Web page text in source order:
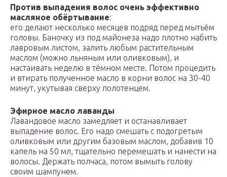
Против выпадения волос очень эффективно
масляное обёртывание:
его делают несколько месяцев подряд перед мытьём
головы. Баночку из под майонеза надо плотно набить
лавровым листом, залить любым растительным
маслом (можно льняным или оливковым), и
настаивать неделю в тёмном месте. Потом процедить
и втирать полученное масло в корни волос на 30-40
минут, укутывая сверху полотенцем.
Эфирное масло лаванды
Лавандовое масло замедляет и останавливает
выпадение волос. Его надо смешать с подогретым
оливковым или другим базовым маслом, добавив 10
капель на 50 мл, тщательно перемешать и нанести на
волосы. Держать полчаса, потом вымыть голову
своим шампунем.